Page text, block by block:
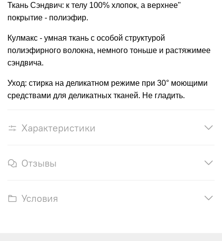
Ткань Сэндвич: к телу 100% хлопок, а верхнее"
покрытие - полиэфир.
Кулмакс - умная ткань с особой структурой
полиэфирного волокна, немного тоньше и растяжимее
сэндвича.
Уход: стирка на деликатном режиме при 30° моющими
средствами для деликатных тканей. Не гладить.
Характеристики
Отзывы
Условия